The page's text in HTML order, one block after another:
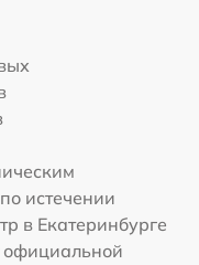
истечении
в Екатеринбурге
официальной